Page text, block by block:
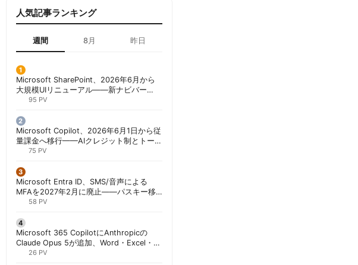
人気記事ランキング
週間 8月 昨日
Microsoft SharePoint、2026年6月から
大規模UIリニューアル——新ナビバー
「Discover/Publish/Build」とAI機能を段
95 PV
Microsoft Copilot、2026年6月1日から従
量課金へ移行——AIクレジット制とトーク
ンコストで「メーターショック」を回避
75 PV
Microsoft Entra ID、SMS/音声による
MFAを2027年2月に廃止——パスキー移
行が既定に | 胡田昌彦
58 PV
Microsoft 365 CopilotにAnthropicの
Claude Opus 5が追加、Word・Excel・
PowerPointで選択可能に | 胡田昌彦
26 PV